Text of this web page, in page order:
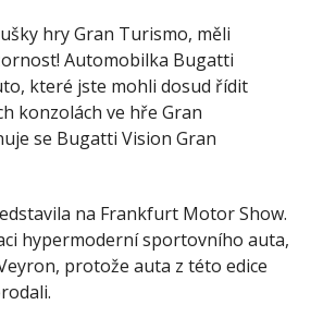
hry Gran Turismo, měli
Automobilka Bugatti
které jste mohli dosud řídit
konzolách ve hře Gran
se Bugatti Vision Gran
na Frankfurt Motor Show.
hypermoderní sportovního auta,
protože auta z této edice